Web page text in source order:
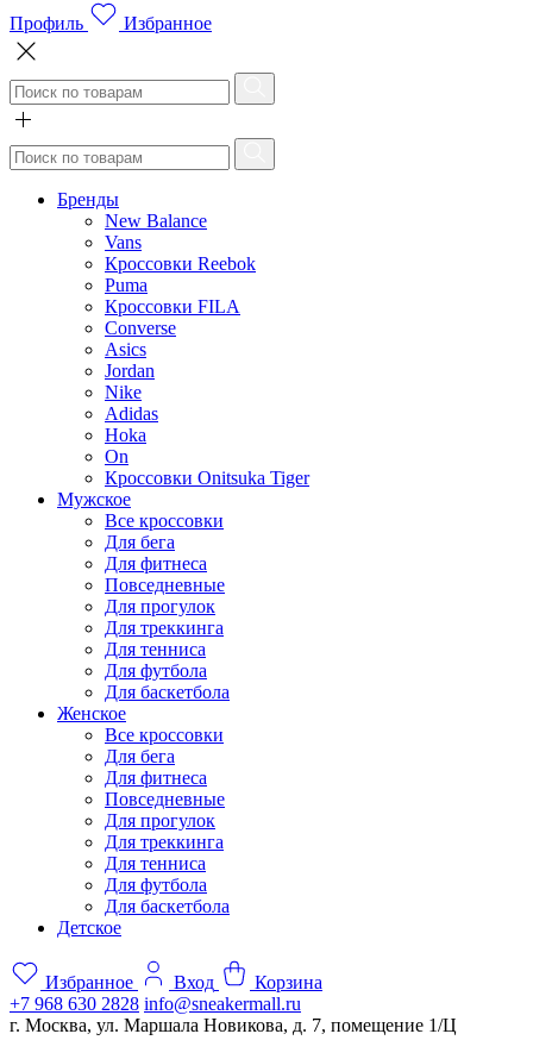
Профиль
Избранное
Бренды
New Balance
Vans
Кроссовки Reebok
Puma
Кроссовки FILA
Converse
Asics
Jordan
Nike
Adidas
Hoka
On
Кроссовки Onitsuka Tiger
Мужское
Все кроссовки
Для бега
Для фитнеса
Повседневные
Для прогулок
Для треккинга
Для тенниса
Для футбола
Для баскетбола
Женское
Все кроссовки
Для бега
Для фитнеса
Повседневные
Для прогулок
Для треккинга
Для тенниса
Для футбола
Для баскетбола
Детское
Избранное Вход
Корзина
+7 968 630 2828 info@sneakermall.ru
г. Москва, ул. Маршала Новикова, д. 7, помещение 1/Ц